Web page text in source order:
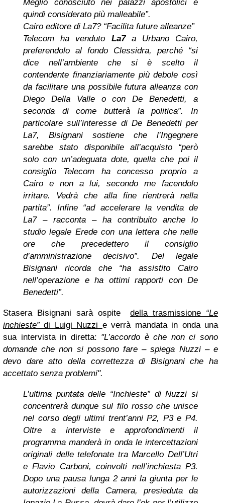
Meglio conosciuto nei palazzi apostolici e
quindi considerato più malleabile”.
Cairo editore di La7? “Facilita future alleanze”
Telecom ha venduto La7a Urbano Cairo,
preferendolo al fondo Clessidra, perché “si
dice nell’ambiente che si è scelto il
contendente finanziariamente più debole così
da facilitare una possibile futura alleanza con
Diego Della Valle o con De Benedetti, a
seconda di come butterà la politica”. In
particolare sull’interesse di De Benedetti per
La7, Bisignani sostiene che l’Ingegnere
sarebbe stato disponibile all’acquisto “però
solo con un’adeguata dote, quella che poi il
consiglio Telecom ha concesso proprio a
Cairo e non a lui, secondo me facendolo
irritare. Vedrà che alla fine rientrerà nella
partita”. Infine “ad accelerare la vendita de
La7 – racconta – ha contribuito anche lo
studio legale Erede con una lettera che nelle
ore che precedettero il consiglio
d’amministrazione decisivo”. Del legale
Bisignani ricorda che “ha assistito Cairo
nell’operazione e ha ottimi rapporti con De
Benedetti”.
Stasera Bisignani sarà ospitedella trasmissione “Le
inchieste”di Luigi Nuzzi e verrà mandata in onda una
sua intervista in diretta: "L’accordo è che non ci sono
domande che non si possono fare – spiega Nuzzi – e
devo dare atto della correttezza di Bisignani che ha
accettato senza problemi".
L’ultima puntata delle “Inchieste” di Nuzzi si
concentrerà dunque sul filo rosso che unisce
nel corso degli ultimi trent’anni P2, P3 e P4.
Oltre a interviste e approfondimenti il
programma manderà in onda le intercettazioni
originali delle telefonate tra Marcello Dell’Utri
e Flavio Carboni, coinvolti nell’inchiesta P3.
Dopo una pausa lunga 2 anni la giunta per le
autorizzazioni della Camera, presieduta da